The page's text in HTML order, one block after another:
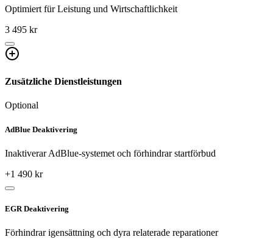
Optimiert für Leistung und Wirtschaftlichkeit
3 495 kr
Zusätzliche Dienstleistungen
Optional
AdBlue Deaktivering
Inaktiverar AdBlue-systemet och förhindrar startförbud
+1 490 kr
EGR Deaktivering
Förhindrar igensättning och dyra relaterade reparationer